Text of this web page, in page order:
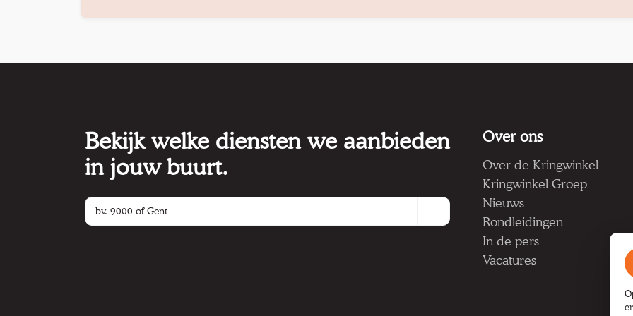
Bekijk welke diensten we aanbieden
in jouw buurt.
Over ons
Over de Kringwinkel
Kringwinkel Groep
Nieuws
Rondleidingen
In de pers
Vacatures